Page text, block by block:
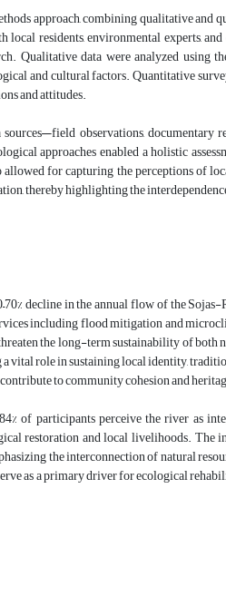
approach, combining qualitative
residents, environmental experts,
Qualitative data were analyzed using
and cultural factors. Quantitative
and attitudes.
observations,
approaches enabled a holistic
for capturing the perceptions of
thereby highlighting the
decline in the annual flow of the
including flood mitigation and
the long-term sustainability of both
vital role in sustaining local identity,
to community cohesion and
of participants perceive the river as
restoration and local livelihoods. The
the interconnection of natural
as a primary driver for ecological